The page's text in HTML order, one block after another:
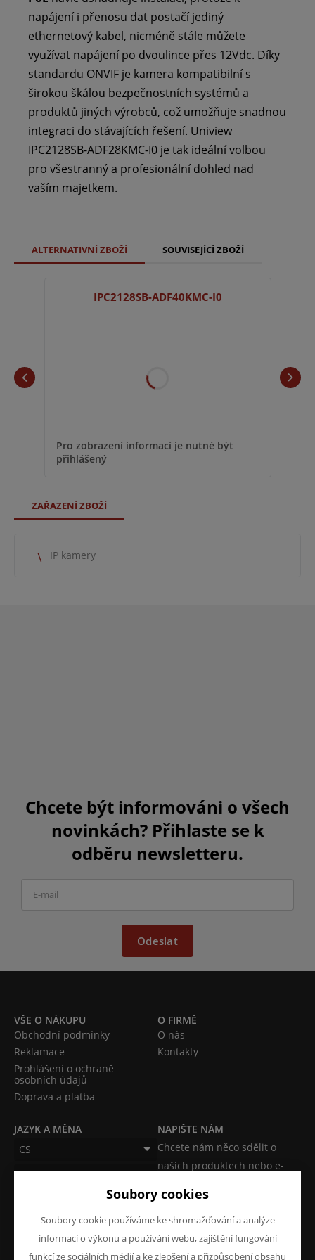
napájení i přenosu dat postačí jediný
ethernetový kabel, nicméně stále můžete
využívat napájení po dvoulince přes 12Vdc. Díky
standardu ONVIF je kamera kompatibilní s
širokou škálou bezpečnostních systémů a
produktů jiných výrobců, což umožňuje snadnou
integraci do stávajících řešení. Uniview
IPC2128SB-ADF28KMC-I0 je tak ideální volbou
pro všestranný a profesionální dohled nad
vaším majetkem.
ALTERNATIVNÍ ZBOŽÍ SOUVISEJÍCÍ ZBOŽÍ
IPC2128SB-ADF40KMC-I0
Pro zobrazení informací je nutné být
přihlášený
ZAŘAZENÍ ZBOŽÍ
IP kamery
Chcete být informováni o všech
novinkách? Přihlaste se k
odběru newsletteru.
Odeslat
VŠE O NÁKUPU
Obchodní podmínky
Reklamace
Prohlášení o ochraně
osobních údajů
Doprava a platba
O FIRMĚ
O nás
Kontakty
JAZYK A MĚNA
CS
CZK (Kč)
NAPIŠTE NÁM
Chcete nám něco sdělit o
našich produktech nebo e-
Soubory cookies
Soubory cookie používáme ke shromažďování a analýze
informací o výkonu a používání webu, zajištění fungování
funkcí ze sociálních médií a ke zlepšení a přizpůsobení obsahu